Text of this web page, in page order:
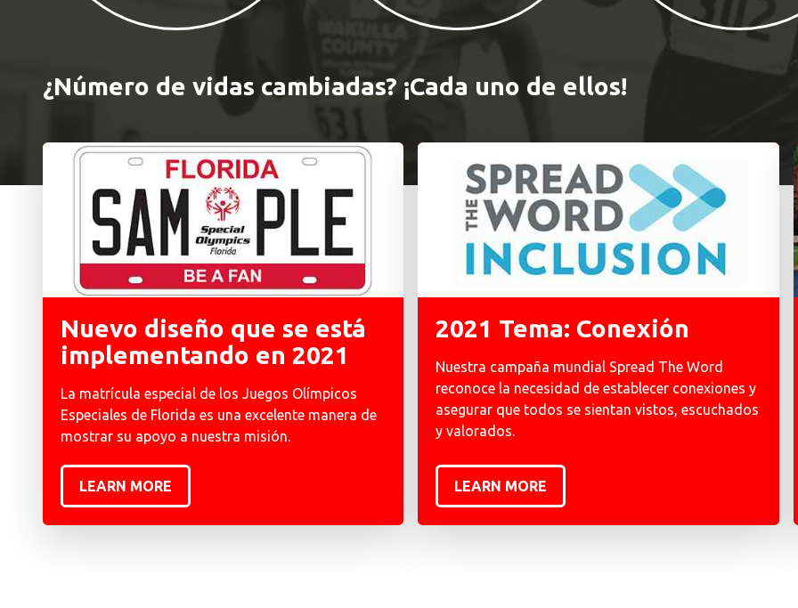
¿Número de vidas cambiadas? ¡Cada uno de ellos!
Características
Nuevo diseño que se está
implementando en 2021
La matrícula especial de los Juegos Olímpicos
Especiales de Florida es una excelente manera de
mostrar su apoyo a nuestra misión.
LEARN MORE
2021 Tema: Conexión
Nuestra campaña mundial Spread The Word
reconoce la necesidad de establecer conexiones y
asegurar que todos se sientan vistos, escuchados
y valorados.
LEARN MORE